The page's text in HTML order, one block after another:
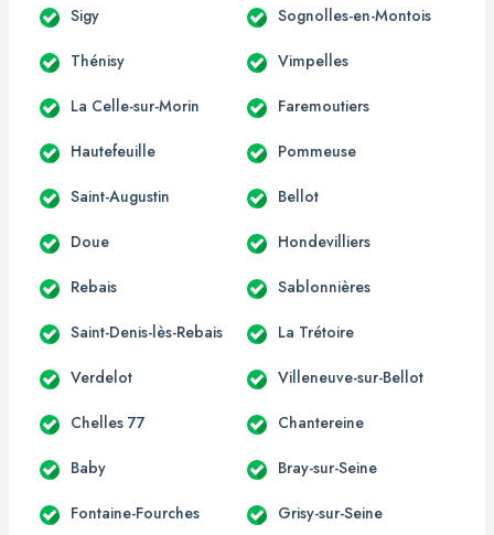
Sigy Sognolles-en-Montois
Thénisy Vimpelles
La Celle-sur-Morin Faremoutiers
Hautefeuille Pommeuse
Saint-Augustin Bellot
Doue Hondevilliers
Rebais Sablonnières
Saint-Denis-lès-Rebais La Trétoire
Verdelot Villeneuve-sur-Bellot
Chelles 77 Chantereine
Baby Bray-sur-Seine
Fontaine-Fourches Grisy-sur-Seine